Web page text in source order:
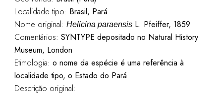
Localidade tipo: Brasil, Pará
Nome original: Helicina paraensisL. Pfeiffer, 1859
Comentários: SYNTYPE depositado no Natural History
Museum, London
Etimologia: o nome da espécie é uma referência à
localidade tipo, o Estado do Pará
Descrição original: